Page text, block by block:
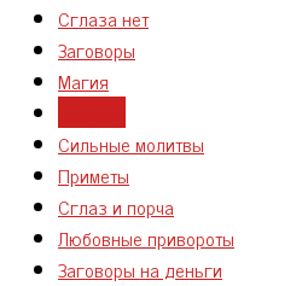
Сглаза нет
Заговоры
Магия
Сильные молитвы
Приметы
Сглаз и порча
Любовные привороты
Заговоры на деньги